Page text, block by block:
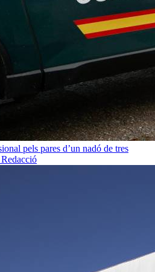
pels pares d’un nadó de tres
Redacció